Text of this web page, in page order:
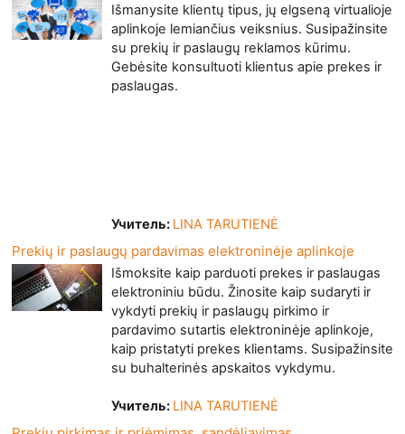
Išmanysite klientų tipus, jų elgseną virtualioje
aplinkoje lemiančius veiksnius. Susipažinsite
su prekių ir paslaugų reklamos kūrimu.
Gebėsite konsultuoti klientus apie prekes ir
paslaugas.
Учитель: LINA TARUTIENĖ
Prekių ir paslaugų pardavimas elektroninėje aplinkoje
Išmoksite kaip parduoti prekes ir paslaugas
elektroniniu būdu. Žinosite kaip sudaryti ir
vykdyti prekių ir paslaugų pirkimo ir
pardavimo sutartis elektroninėje aplinkoje,
kaip pristatyti prekes klientams. Susipažinsite
su buhalterinės apskaitos vykdymu.
Учитель: LINA TARUTIENĖ